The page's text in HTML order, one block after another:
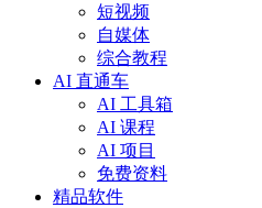
短视频
自媒体
综合教程
AI 直通车
AI 工具箱
AI 课程
AI 项目
免费资料
精品软件